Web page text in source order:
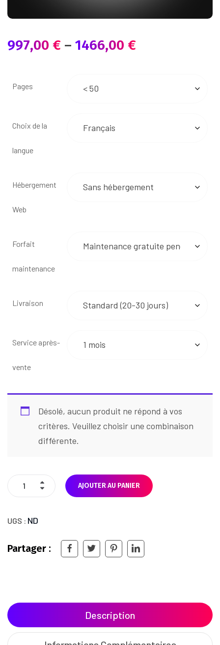
997,00 € – 1466,00 €
Pages
Choix de la
langue
Hébergement
Web
Forfait
maintenance
Livraison
Service après-
vente
Désolé, aucun produit ne répond à vos
critères. Veuillez choisir une combinaison
différente.
AJOUTER AU PANIER
UGS : ND
Partager :
Description